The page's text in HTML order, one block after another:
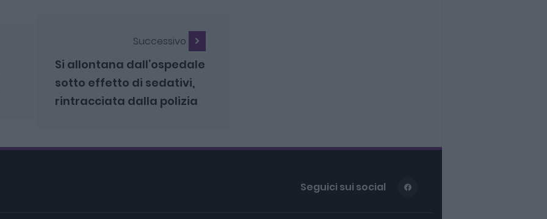
Successivo
Si allontana dall’ospedale
sotto effetto di sedativi,
rintracciata dalla polizia
Seguici sui social